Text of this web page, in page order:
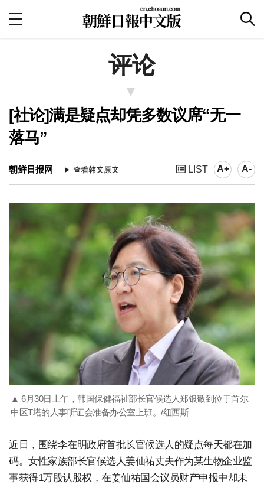
评论
[社论]满是疑点却凭多数议席“无一
落马”
朝鲜日报网 LIST A+ A-
▲ 6月30日上午，韩国保健福祉部长官候选人郑银敬到位于首尔
中区T塔的人事听证会准备办公室上班。/纽西斯
近日，围绕李在明政府首批长官候选人的疑点每天都在加
码。女性家族部长官候选人姜仙祐丈夫作为某生物企业监
事获得1万股认股权，在姜仙祐国会议员财产申报中却未